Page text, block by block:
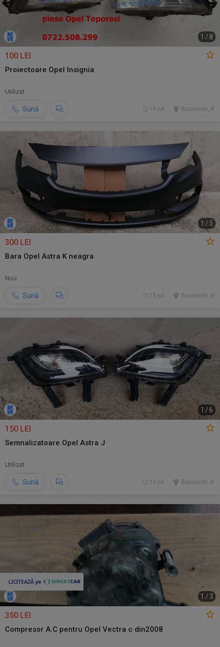
1 / 8
100 LEI
Proiectoare Opel Insignia
Utilizat
Sună Bucuresti, IF
15 jul.
1 / 5
300 LEI
Bara Opel Astra K neagra
Nou
Sună Bucuresti, IF
15 jul.
1 /6
150 LEI
Semnalizatoare Opel Astra J
Utilizat
Sună Bucuresti, IF
15 jul.
1 / 3
350 LEI
Compresor A.C pentru Opel Vectra c din2008